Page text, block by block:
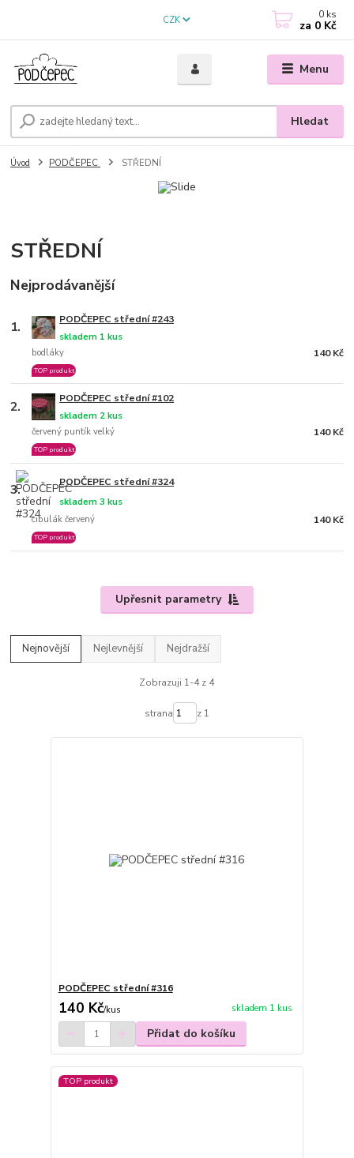
Menu
CZK
Hledat
0 ks
za 0 Kč
Úvod PODČEPEC STŘEDNÍ
STŘEDNÍ
Nejprodávanější
1. PODČEPEC střední #243
bodláky
skladem 1 kus
TOP produkt
140 Kč
2. PODČEPEC střední #102
červený puntík velký
skladem 2 kus
TOP produkt
140 Kč
3. PODČEPEC střední #324
cibulák červený
skladem 3 kus
TOP produkt
140 Kč
Upřesnit parametry
Nejnovější Nejlevnější Nejdražší
Zobrazuji 1-4 z 4
strana z 1
PODČEPEC střední #316
140 Kč/kus skladem 1 kus
Přidat do košíku
TOP produkt